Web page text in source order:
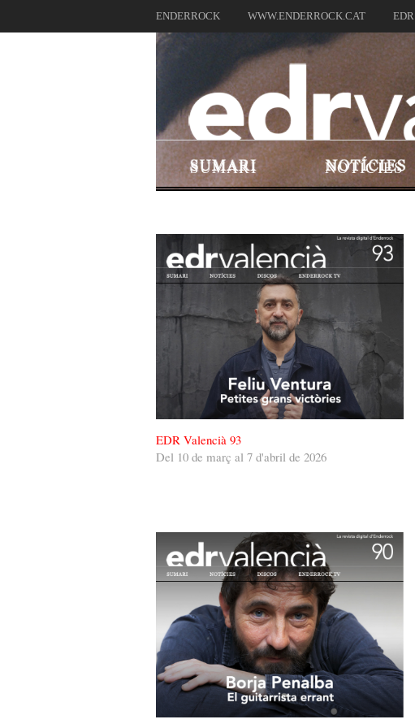
ENDERROCK WWW.ENDERROCK.CAT EDR
SUMARI NOTÍCIES
EDR Valencià 93
Del 10 de març al 7 d'abril de 2026